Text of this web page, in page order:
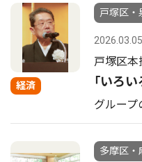
経済
戸塚区・
2026.03.05
戸塚区
｢いろい
グループ
多摩区・